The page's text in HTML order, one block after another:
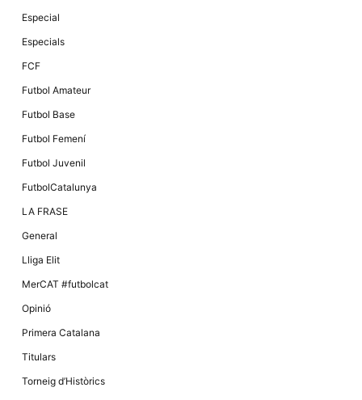
Especial
Especials
FCF
Futbol Amateur
Futbol Base
Futbol Femení
Futbol Juvenil
FutbolCatalunya
LA FRASE
General
Lliga Elit
MerCAT #futbolcat
Opinió
Primera Catalana
Titulars
Torneig d’Històrics